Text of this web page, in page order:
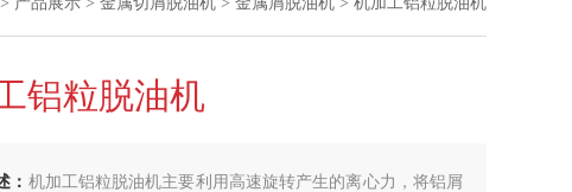
铝粒脱油机
： 机加工铝粒脱油机主要利用高速旋转产生的离心力，将铝屑